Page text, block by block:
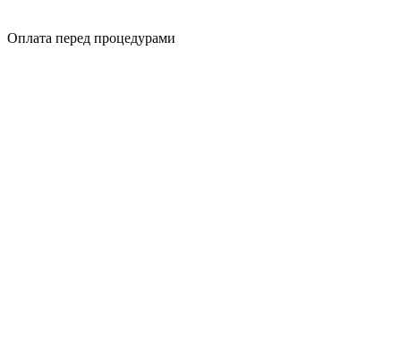
Оплата перед процедурами